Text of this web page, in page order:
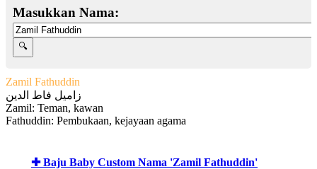
Masukkan Nama:
Zamil Fathuddin
زاميل فاط الدين
Zamil: Teman, kawan
Fathuddin: Pembukaan, kejayaan agama
✚ Baju Baby Custom Nama 'Zamil Fathuddin'